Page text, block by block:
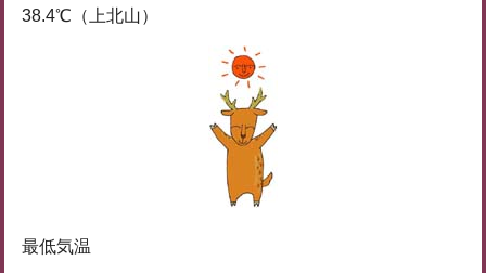
38.4℃（上北山）
最低気温